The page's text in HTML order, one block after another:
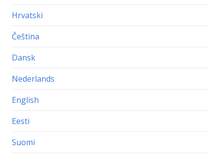
Hrvatski
Čeština
Dansk
Nederlands
English
Eesti
Suomi